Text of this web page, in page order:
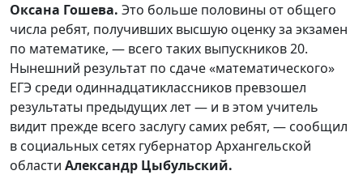
Оксана Гошева. Это больше половины от общего
числа ребят, получивших высшую оценку за экзамен
по математике, — всего таких выпускников 20.
Нынешний результат по сдаче «математического»
ЕГЭ среди одиннадцатиклассников превзошел
результаты предыдущих лет — и в этом учитель
видит прежде всего заслугу самих ребят, — сообщил
в социальных сетях губернатор Архангельской
области Александр Цыбульский.